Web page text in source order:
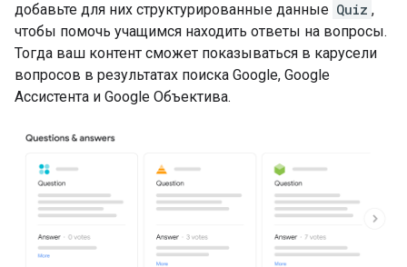
добавьте для них структурированные данные Quiz ,
чтобы помочь учащимся находить ответы на вопросы.
Тогда ваш контент сможет показываться в карусели
вопросов в результатах поиска Google, Google
Ассистента и Google Объектива.